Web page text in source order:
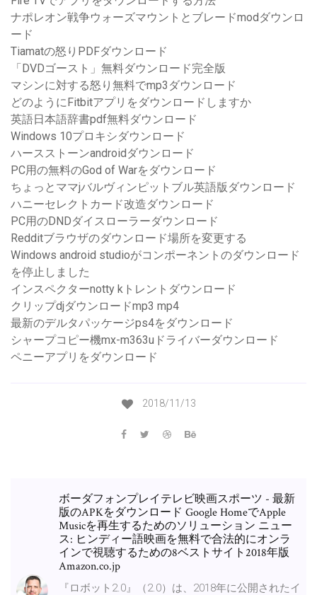
ナポレオン戦争ウォーズマウントとブレードmodダウンロ
ード
Tiamatの怒りPDFダウンロード
「DVDゴースト」無料ダウンロード完全版
マシンに対する怒り無料でmp3ダウンロード
どのようにFitbitアプリをダウンロードしますか
英語日本語辞書pdf無料ダウンロード
Windows 10プロキシダウンロード
ハースストーンandroidダウンロード
PC用の無料のGod of Warをダウンロード
ちょっとママjバルヴィンピットブル英語版ダウンロード
ハニーセレクトカード改造ダウンロード
PC用のDNDダイスローラーダウンロード
Redditブラウザのダウンロード場所を変更する
Windows android studioがコンポーネントのダウンロード
を停止しました
インスペクターnotty kトレントダウンロード
クリップdjダウンロードmp3 mp4
最新のデルタパッケージps4をダウンロード
シャープコピー機mx-m363uドライバーダウンロード
ペニーアプリをダウンロード
2018/11/13
ボーダフォンプレイテレビ映画スポーツ - 最新
版のAPKをダウンロード Google HomeでApple
Musicを再生するためのソリューション ニュー
ス: ヒンディー語映画を無料で合法的にオンラ
インで視聴するための8ベストサイト2018年版
Amazon.co.jp
『ロボット2.0』（2.0）は、2018年に公開されたイ